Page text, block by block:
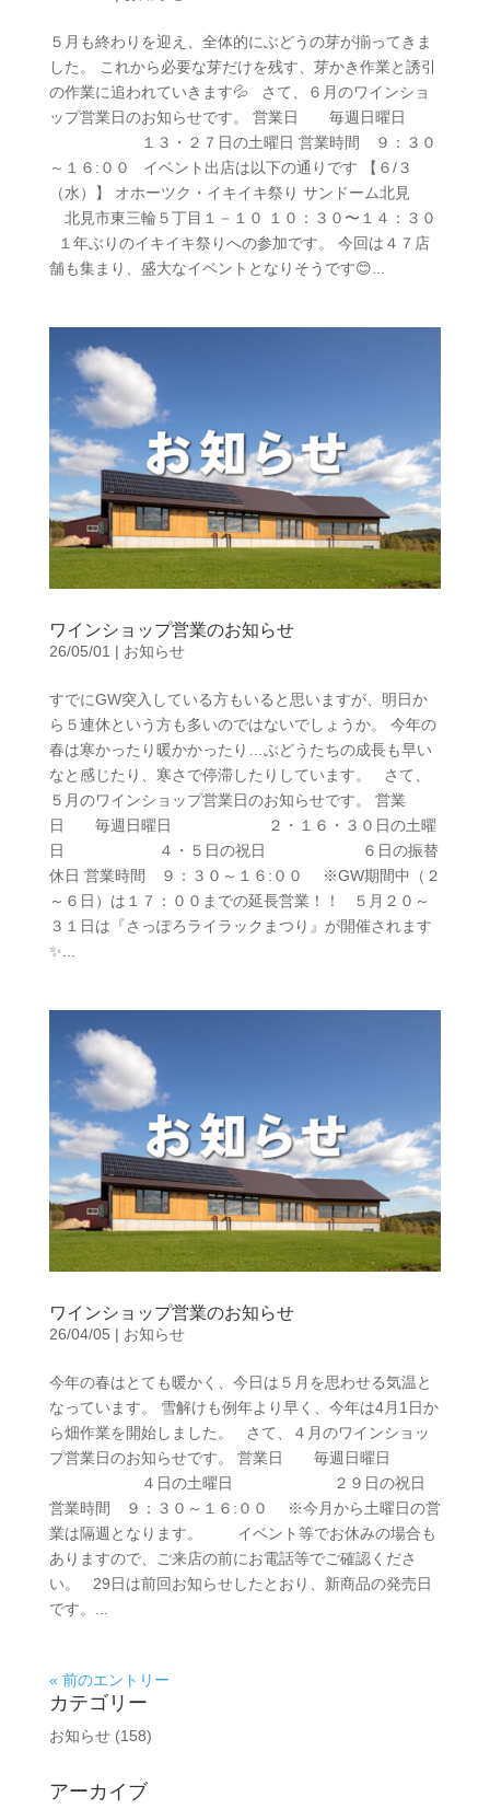
５月も終わりを迎え、全体的にぶどうの芽が揃ってきま
した。 これから必要な芽だけを残す、芽かき作業と誘引
の作業に追われていきます💦 さて、６月のワインショ
ップ営業日のお知らせです。 営業日 毎週日曜日
１３・２７日の土曜日 営業時間 ９：３０
～１６:００ イベント出店は以下の通りです 【６/３
（水）】 オホーツク・イキイキ祭り サンドーム北見
北見市東三輪５丁目１－１０ １０：３０〜１４：３０
１年ぶりのイキイキ祭りへの参加です。 今回は４７店
舗も集まり、盛大なイベントとなりそうです😊...
ワインショップ営業のお知らせ
26/05/01 | お知らせ
すでにGW突入している方もいると思いますが、明日か
ら５連休という方も多いのではないでしょうか。 今年の
春は寒かったり暖かかったり…ぶどうたちの成長も早い
なと感じたり、寒さで停滞したりしています。 さて、
５月のワインショップ営業日のお知らせです。 営業
日 毎週日曜日 ２・１６・３０日の土曜
日 ４・５日の祝日 ６日の振替
休日 営業時間 ９：３０～１６:００ ※GW期間中（２
～６日）は１７：００までの延長営業！！ ５月２０～
３１日は『さっぽろライラックまつり』が開催されます
✨...
ワインショップ営業のお知らせ
26/04/05 | お知らせ
今年の春はとても暖かく、今日は５月を思わせる気温と
なっています。 雪解けも例年より早く、今年は4月1日か
ら畑作業を開始しました。 さて、４月のワインショッ
プ営業日のお知らせです。 営業日 毎週日曜日
４日の土曜日 ２９日の祝日
営業時間 ９：３０～１６:００ ※今月から土曜日の営
業は隔週となります。 イベント等でお休みの場合も
ありますので、ご来店の前にお電話等でご確認くださ
い。 29日は前回お知らせしたとおり、新商品の発売日
です。...
« 前のエントリー
カテゴリー
お知らせ(158)
アーカイブ